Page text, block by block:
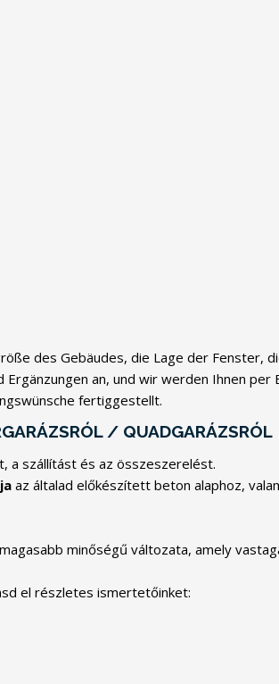
des Gebäudes, die Lage der Fenster,
an, und wir werden Ihnen
fertiggestellt.
/ QUADGARÁZSRÓL
a szállítást és az összeszerelést.
az általad előkészített beton alaphoz,
minőségű változata, amely
el részletes ismertetőinket: